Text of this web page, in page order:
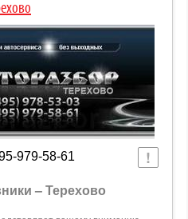
53-03 8-495-979-58-61
– Терехово